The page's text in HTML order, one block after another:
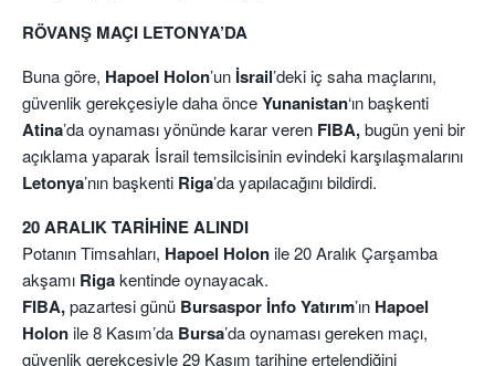
RÖVANŞ MAÇI LETONYA’DA
Buna göre, Hapoel Holon’un İsrail’deki iç saha maçlarını,
güvenlik gerekçesiyle daha önceYunanistan‘ın başkenti
Atina’da oynaması yönünde karar veren FIBA,bugün yeni bir
açıklama yaparak İsrail temsilcisinin evindeki karşılaşmalarını
Letonya’nın başkenti Riga’da yapılacağını bildirdi.
20 ARALIK TARİHİNE ALINDI
Potanın Timsahları, Hapoel Holonile 20 Aralık Çarşamba
akşamı Rigakentinde oynayacak.
FIBA,pazartesi günü Bursaspor İnfoYatırım’ın Hapoel
Holonile 8 Kasım’da Bursa’da oynaması gereken maçı,
güvenlik gerekçesiyle 29 Kasım tarihine ertelendiğini